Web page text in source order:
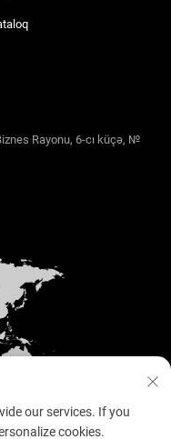
Rayonu, 6-cı küçə, №
our services. If you
cookies.